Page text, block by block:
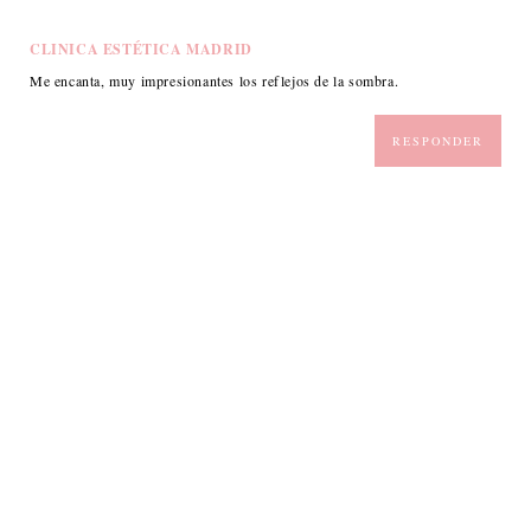
CLINICA ESTÉTICA MADRID
Me encanta, muy impresionantes los reflejos de la sombra.
RESPONDER